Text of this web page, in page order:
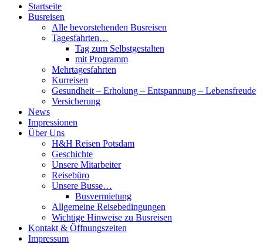
Startseite
Busreisen
Alle bevorstehenden Busreisen
Tagesfahrten…
Tag zum Selbstgestalten
mit Programm
Mehrtagesfahrten
Kurreisen
Gesundheit – Erholung – Entspannung – Lebensfreude
Versicherung
News
Impressionen
Über Uns
H&H Reisen Potsdam
Geschichte
Unsere Mitarbeiter
Reisebüro
Unsere Busse…
Busvermietung
Allgemeine Reisebedingungen
Wichtige Hinweise zu Busreisen
Kontakt & Öffnungszeiten
Impressum